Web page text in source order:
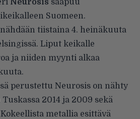
Neurosis saapuu
Suomeen.
tiistaina 4. heinäkuuta
Liput keikalle
ja niiden myynti alkaa
perustettu Neurosis on nähty
2014 ja 2009 sekä
metallia esittävä